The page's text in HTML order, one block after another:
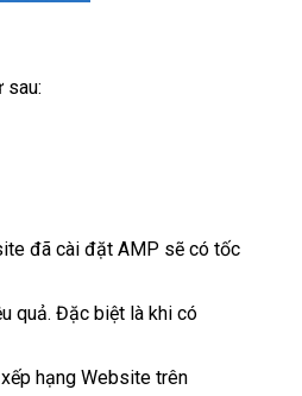
sau:
đã cài đặt AMP sẽ có tốc
quả. Đặc biệt là khi có
hạng Website trên